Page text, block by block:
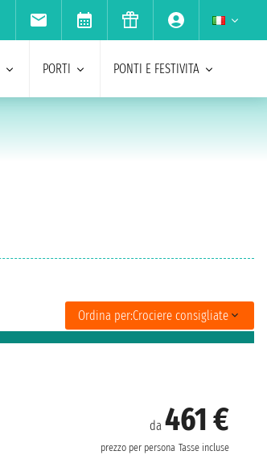
PORTI PONTI E FESTIVITA
Ordina per:Crociere consigliate
da 461 €
prezzo per persona Tasse incluse